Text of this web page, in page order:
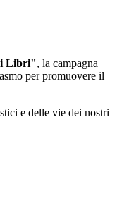
Libri", la campagna
per promuovere il
e delle vie dei nostri